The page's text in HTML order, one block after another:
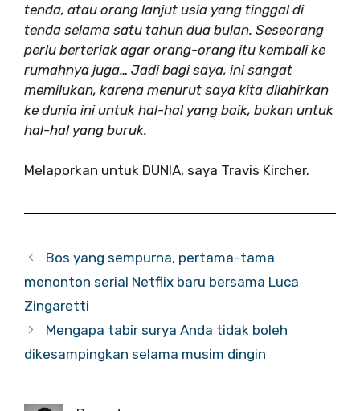
tenda, atau orang lanjut usia yang tinggal di
tenda selama satu tahun dua bulan. Seseorang
perlu berteriak agar orang-orang itu kembali ke
rumahnya juga… Jadi bagi saya, ini sangat
memilukan, karena menurut saya kita dilahirkan
ke dunia ini untuk hal-hal yang baik, bukan untuk
hal-hal yang buruk.
Melaporkan untuk DUNIA, saya Travis Kircher.
Bos yang sempurna, pertama-tama
menonton serial Netflix baru bersama Luca
Zingaretti
Mengapa tabir surya Anda tidak boleh
dikesampingkan selama musim dingin